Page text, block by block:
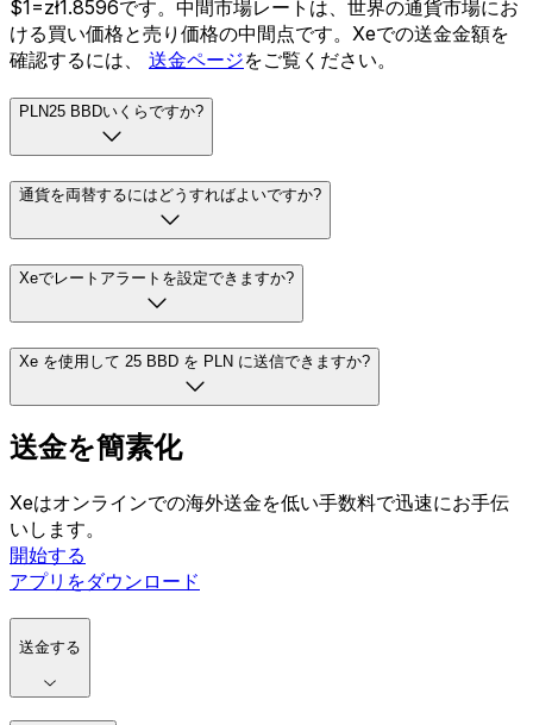
今日のPLNの為替レートのBBDはいくらですか?
5:27 UTC現在、中堅市場のBBD対PLNレートは
$1=zł1.8596です。中間市場レートは、世界の通貨市場にお
ける買い価格と売り価格の中間点です。Xeでの送金金額を
確認するには、送金ページをご覧ください。
Xe を使用して 25 BBD を PLN に送信できますか?
送金を簡素化
Xeはオンラインでの海外送金を低い手数料で迅速にお手伝
開始する